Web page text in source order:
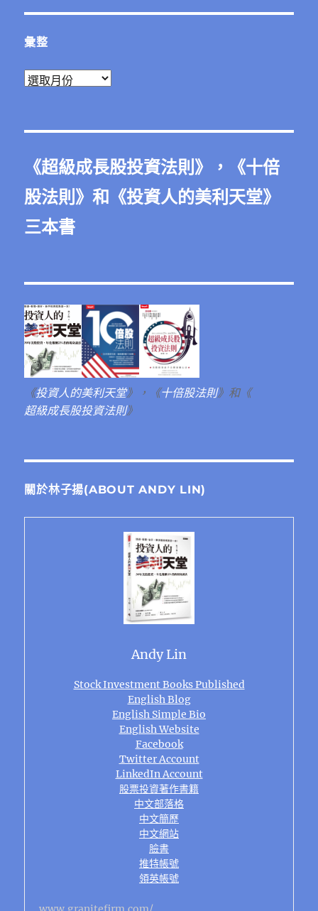
彙整
彙
《超級成長股投資法則 》，《十倍
股法則 》和《投資人的美利天堂》
三本書
《投資人的美利天堂》，《十倍股法則》和《
超級成長股投資法則》
關於林子揚(ABOUT ANDY LIN)
Andy Lin
Stock Investment Books Published
English Blog
English Simple Bio
English Website
Facebook
Twitter Account
LinkedIn Account
股票投資著作書籍
中文部落格
中文簡歷
中文網站
臉書
推特帳號
領英帳號